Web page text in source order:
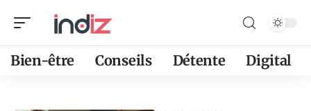
Bien-être Conseils Détente Digital